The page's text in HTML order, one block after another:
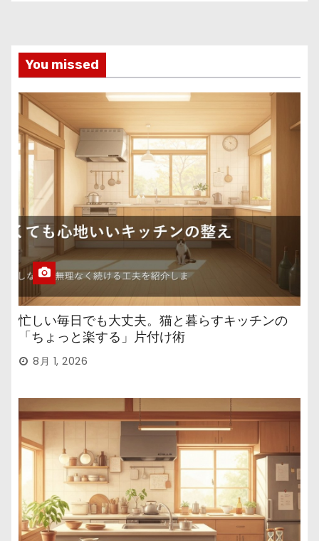
You missed
忙しい毎日でも大丈夫。猫と暮らすキッチンの
「ちょっと楽する」片付け術
8月 1, 2026